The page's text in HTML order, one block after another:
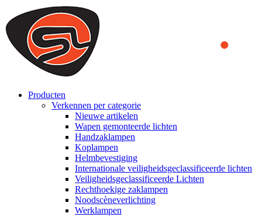
We use cookies to ensure that we provide you the best experience
on our website. By continuing to browse this website, you accept
that cookies are used to help us analyze how the website is used and
to offer you a better experience. To learn more or to find out how
you can disable cookies, you can access our
Producten
Verkennen per categorie
Nieuwe artikelen
Wapen gemonteerde lichten
Handzaklampen
Koplampen
Helmbevestiging
Internationale veiligheidsgeclassificeerde lichten
Veiligheidsgeclassificeerde Lichten
Rechthoekige zaklampen
Noodscèneverlichting
Werklampen